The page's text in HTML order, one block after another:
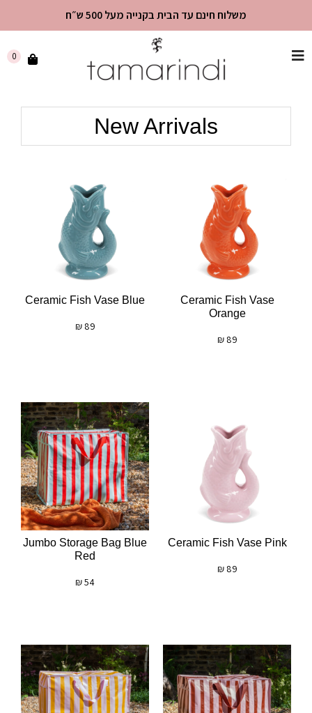
שִׂים
משלוח חינם עד הבית בקנייה מעל 500 ש״ח
0
New Arrivals
Ceramic Fish Vase
Orange
89
₪
Ceramic Fish Vase Blue
89
₪
Ceramic Fish Vase Pink
89
₪
Jumbo Storage Bag Blue
Red
54
₪